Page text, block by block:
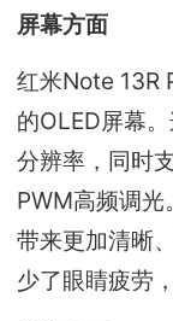
屏幕方面
红米Note 13R
的OLED屏幕
分辨率，同时
PWM高频调光
带来更加清晰
少了眼睛疲劳